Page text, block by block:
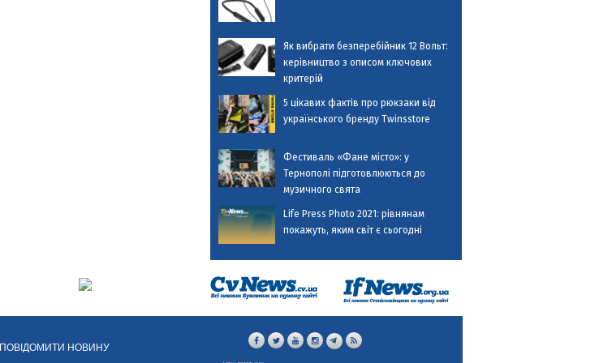
Як вибрати безперебійник 12 Вольт:
керівництво з описом ключових
критерій
5 цікавих фактів про рюкзаки від
українського бренду Twinsstore
Фестиваль «Фане місто»: у
Тернополі підготовлюються до
музичного свята
Life Press Photo 2021: рівнянам
покажуть, яким світ є сьогодні
ПОВІДОМИТИ НОВИНУ